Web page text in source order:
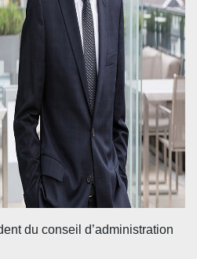
du conseil d’administration